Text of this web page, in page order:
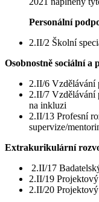
Personální
2.II/2 Školní
Osobnostně sociální a
2.II/6 Vzdělávání
2.II/7 Vzdělávání
na inkluzi
2.II/13 Profesní
supervize/
Extrakurikulární
2.II/17
2.II/19
2.II/20